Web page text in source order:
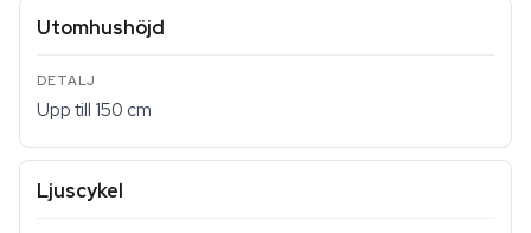
Utomhushöjd
Upp till 150 cm
Ljuscykel